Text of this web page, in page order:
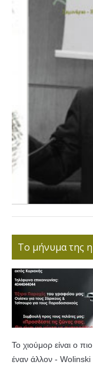
Το μήνυμα της
Το χιούμορ είναι ο
έναν άλλον - Wolinski